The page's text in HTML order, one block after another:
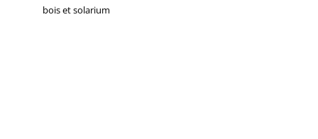
bois et solarium